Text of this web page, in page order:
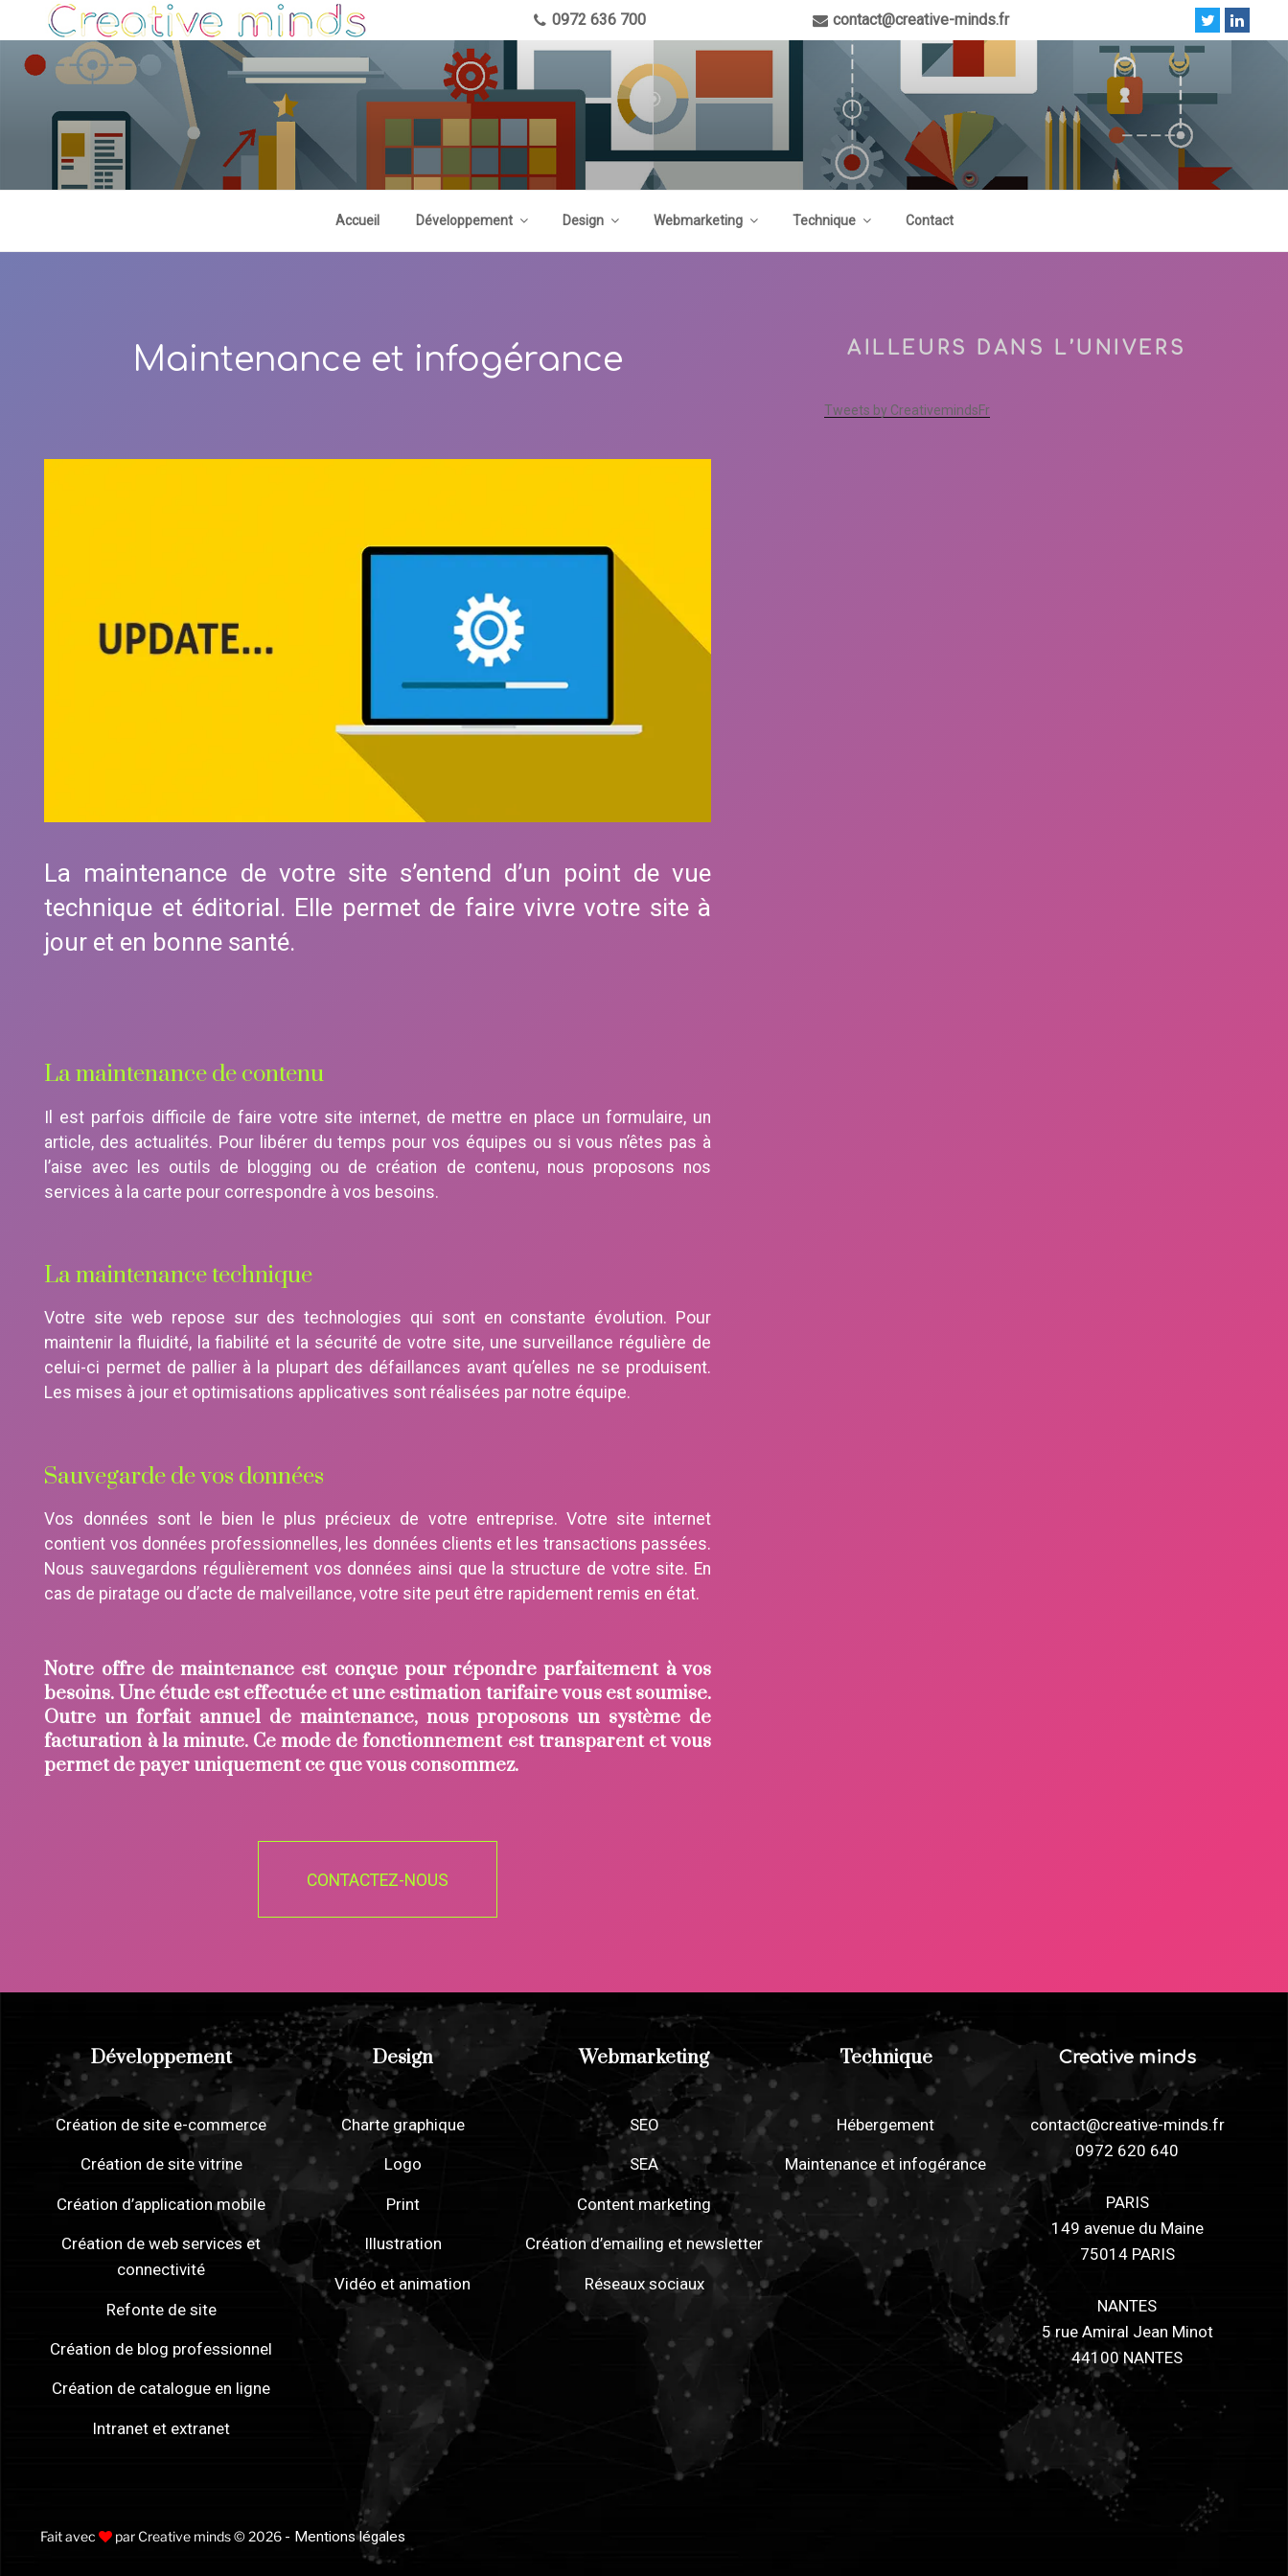
contenu
principal
0972 636 700 contact@creative-minds.fr
Accueil Développement Design Webmarketing Technique Contact
Maintenance et infogérance
La maintenance de votre site s’entend d’un point de vue
technique et éditorial. Elle permet de faire vivre votre site à
jour et en bonne santé.
La maintenance de contenu
Il est parfois difficile de faire votre site internet, de mettre en place un formulaire, un
article, des actualités. Pour libérer du temps pour vos équipes ou si vous n’êtes pas à
l’aise avec les outils de blogging ou de création de contenu, nous proposons nos
services à la carte pour correspondre à vos besoins.
La maintenance technique
Votre site web repose sur des technologies qui sont en constante évolution. Pour
maintenir la fluidité, la fiabilité et la sécurité de votre site, une surveillance régulière de
celui-ci permet de pallier à la plupart des défaillances avant qu’elles ne se produisent.
Les mises à jour et optimisations applicatives sont réalisées par notre équipe.
Sauvegarde de vos données
Vos données sont le bien le plus précieux de votre entreprise. Votre site internet
contient vos données professionnelles, les données clients et les transactions passées.
Nous sauvegardons régulièrement vos données ainsi que la structure de votre site. En
cas de piratage ou d’acte de malveillance, votre site peut être rapidement remis en état.
Notre offre de maintenance est conçue pour répondre parfaitement à vos
besoins. Une étude est effectuée et une estimation tarifaire vous est soumise.
Outre un forfait annuel de maintenance, nous proposons un système de
facturation à la minute. Ce mode de fonctionnement est transparent et vous
permet de payer uniquement ce que vous consommez.
CONTACTEZ-NOUS
AILLEURS DANS L’UNIVERS
Tweets by CreativemindsFr
Développement
Création de site e-commerce
Création de site vitrine
Création d’application mobile
Création de web services et
connectivité
Refonte de site
Création de blog professionnel
Création de catalogue en ligne
Intranet et extranet
Design
Charte graphique
Logo
Print
Illustration
Vidéo et animation
Webmarketing
SEO
SEA
Content marketing
Création d’emailing et newsletter
Réseaux sociaux
Technique
Hébergement
Maintenance et infogérance
Creative minds
contact@creative-minds.fr
0972 620 640
PARIS
149 avenue du Maine
75014 PARIS
NANTES
5 rue Amiral Jean Minot
44100 NANTES
Fait avec par Creative minds © 2026 - Mentions légales